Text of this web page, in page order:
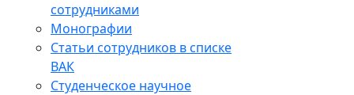
сотрудниками
Монографии
Статьи сотрудников в списке
ВАК
Студенческое научное